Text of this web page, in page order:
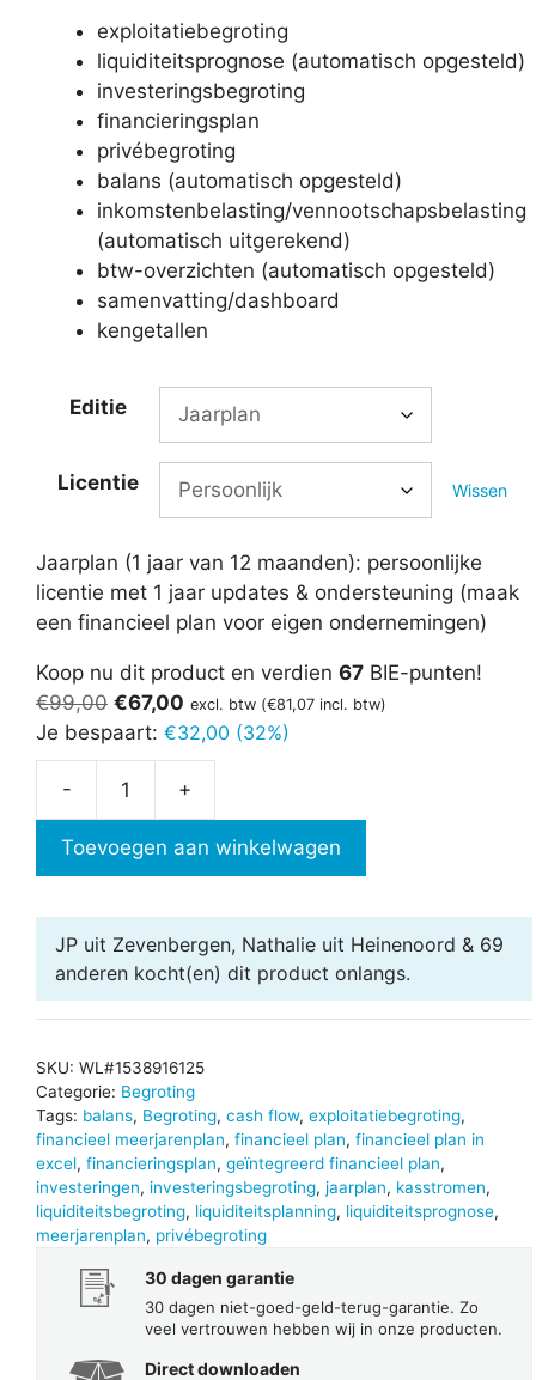
exploitatiebegroting
liquiditeitsprognose (automatisch opgesteld)
investeringsbegroting
financieringsplan
privébegroting
balans (automatisch opgesteld)
inkomstenbelasting/vennootschapsbelasting
(automatisch uitgerekend)
btw-overzichten (automatisch opgesteld)
samenvatting/dashboard
kengetallen
Editie
Licentie Wissen
Jaarplan (1 jaar van 12 maanden): persoonlijke
licentie met 1 jaar updates & ondersteuning (maak
een financieel plan voor eigen ondernemingen)
Koop nu dit product en verdien 67 BIE-punten!
€99,00 Oorspronkelijke
prijs
was:
€99,00.
€67,00 Huidige
prijs
is:
€67,00.
excl. btw (€81,07 incl. btw)
Je bespaart: €32,00 (32%)
-
3.0
+
Toevoegen aan winkelwagen
JP uit Zevenbergen, Nathalie uit Heinenoord & 69
anderen kocht(en) dit product onlangs.
SKU: WL#1538916125
Categorie: Begroting
Tags: balans, Begroting, cash flow, exploitatiebegroting,
financieel meerjarenplan, financieel plan, financieel plan in
excel, financieringsplan, geïntegreerd financieel plan,
investeringen, investeringsbegroting, jaarplan, kasstromen,
liquiditeitsbegroting, liquiditeitsplanning, liquiditeitsprognose,
meerjarenplan, privébegroting
30 dagen garantie
30 dagen niet-goed-geld-terug-garantie. Zo
veel vertrouwen hebben wij in onze producten.
Direct downloaden